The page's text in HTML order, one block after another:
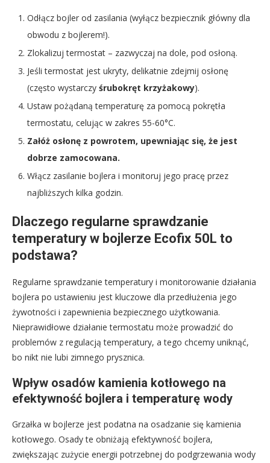
Odłącz bojler od zasilania (wyłącz bezpiecznik główny dla
obwodu z bojlerem!).
Zlokalizuj termostat – zazwyczaj na dole, pod osłoną.
Jeśli termostat jest ukryty, delikatnie zdejmij osłonę
(często wystarczy śrubokręt krzyżakowy).
Ustaw pożądaną temperaturę za pomocą pokrętła
termostatu, celując w zakres 55-60°C.
Załóż osłonę z powrotem, upewniając się, że jest
dobrze zamocowana.
Włącz zasilanie bojlera i monitoruj jego pracę przez
najbliższych kilka godzin.
Dlaczego regularne sprawdzanie
temperatury w bojlerze Ecofix 50L to
podstawa?
Regularne sprawdzanie temperatury i monitorowanie działania
bojlera po ustawieniu jest kluczowe dla przedłużenia jego
żywotności i zapewnienia bezpiecznego użytkowania.
Nieprawidłowe działanie termostatu może prowadzić do
problemów z regulacją temperatury, a tego chcemy uniknąć,
bo nikt nie lubi zimnego prysznica.
Wpływ osadów kamienia kotłowego na
efektywność bojlera i temperaturę wody
Grzałka w bojlerze jest podatna na osadzanie się kamienia
kotłowego. Osady te obniżają efektywność bojlera,
zwiększając zużycie energii potrzebnej do podgrzewania wody